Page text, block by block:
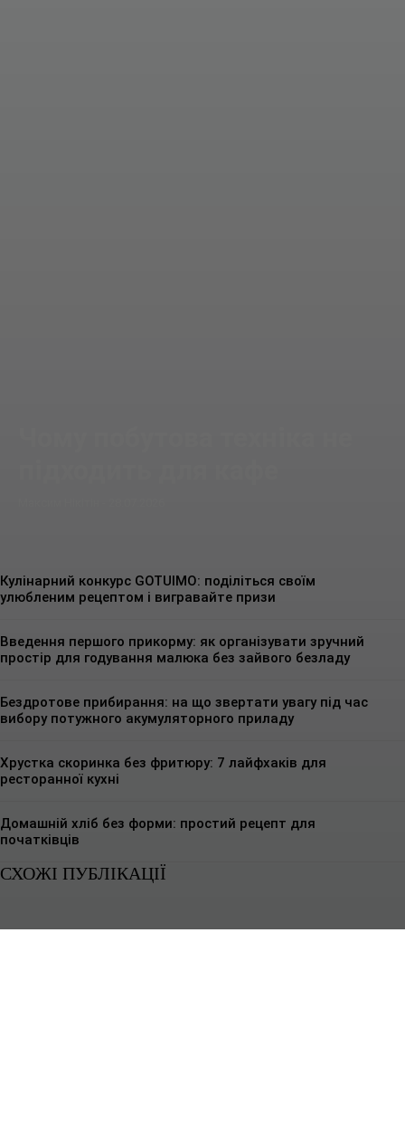
Кулінарний конкурс GOTUIMO: поділіться своїм
улюбленим рецептом і вигравайте призи
Введення першого прикорму: як організувати зручний
простір для годування малюка без зайвого безладу
Бездротове прибирання: на що звертати увагу під час
вибору потужного акумуляторного приладу
Хрустка скоринка без фритюру: 7 лайфхаків для
ресторанної кухні
Домашній хліб без форми: простий рецепт для
початківців
СХОЖІ ПУБЛІКАЦІЇ